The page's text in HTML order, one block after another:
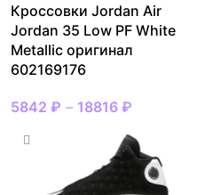
Кроссовки Jordan Air
Jordan 35 Low PF White
Metallic оригинал
602169176
5842 ₽ – 18816 ₽